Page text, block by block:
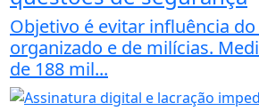
Objetivo é evitar influência
organizado e de milícias.
de 188 mil...